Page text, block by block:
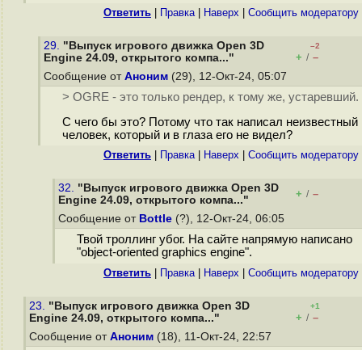
Ответить Правка| Наверх Cообщить модератору
29. "Выпуск игрового движка Open 3D
Engine 24.09, открытого компа..."
–2
+ / –
Сообщение от Аноним (29), 12-Окт-24, 05:07
> OGRE - это только рендер, к тому же, устаревший.
С чего бы это? Потому что так написал неизвестный
человек, который и в глаза его не видел?
Ответить Правка| Наверх Cообщить модератору
32. "Выпуск игрового движка Open 3D
Engine 24.09, открытого компа..."
+ / –
Сообщение от Bottle (?), 12-Окт-24, 06:05
Твой троллинг убог. На сайте напрямую написано
"object-oriented graphics engine".
Ответить Правка| Наверх Cообщить модератору
23. "Выпуск игрового движка Open 3D
Engine 24.09, открытого компа..."
+1
+ / –
Сообщение от Аноним (18), 11-Окт-24, 22:57